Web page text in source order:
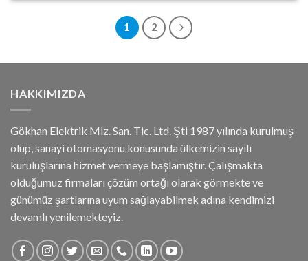
1 2
HAKKIMIZDA
Gökhan Elektrik Mlz. San. Tic. Ltd. Şti 1987 yılında kurulmuş
olup, sanayi otomasyonu konusunda ülkemizin sayılı
kuruluşlarına hizmet vermeye başlamıştır. Çalışmakta
olduğumuz firmaları çözüm ortağı olarak görmekte ve
günümüz şartlarına uyum sağlayabilmek adına kendimizi
devamlı yenilemekteyiz.